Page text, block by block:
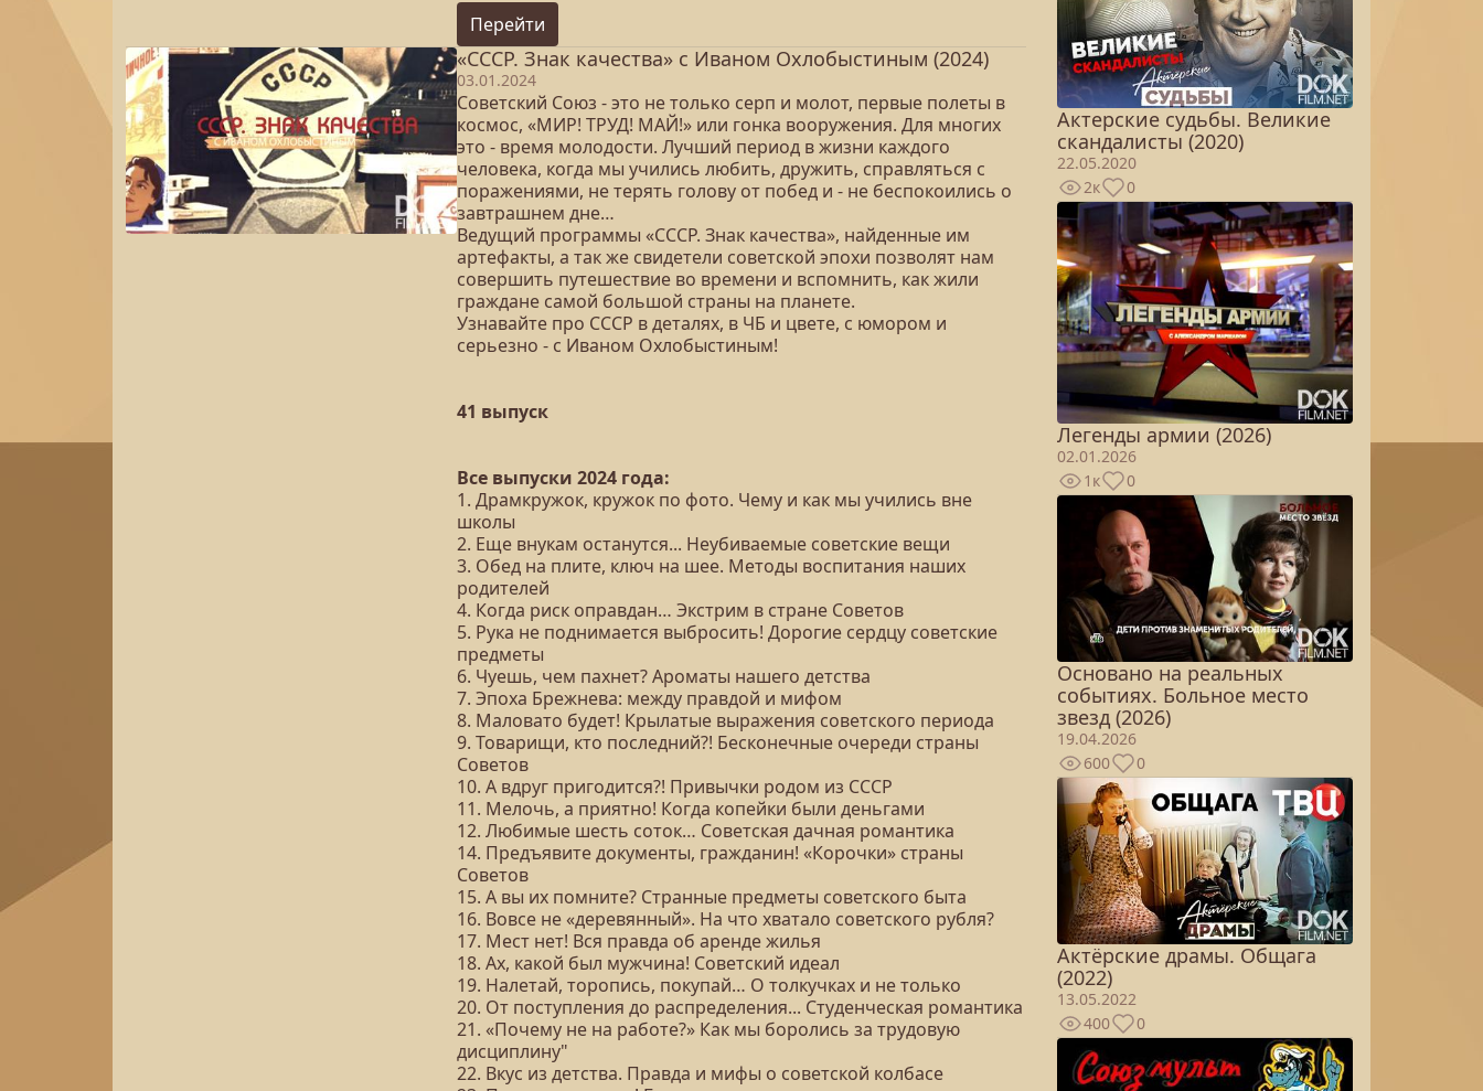
Перейти
«СССР. Знак качества» с Иваном Охлобыстиным (2024)
03.01.2024
Советский Союз - это не только серп и молот, первые полеты в
космос, «МИР! ТРУД! МАЙ!» или гонка вооружения. Для многих
это - время молодости. Лучший период в жизни каждого
человека, когда мы учились любить, дружить, справляться с
поражениями, не терять голову от побед и - не беспокоились о
завтрашнем дне…
Ведущий программы «СССР. Знак качества», найденные им
артефакты, а так же свидетели советской эпохи позволят нам
совершить путешествие во времени и вспомнить, как жили
граждане самой большой страны на планете.
Узнавайте про СССР в деталях, в ЧБ и цвете, с юмором и
серьезно - с Иваном Охлобыстиным!
41 выпуск
Все выпуски 2024 года:
1. Драмкружок, кружок по фото. Чему и как мы учились вне
школы
2. Еще внукам останутся... Неубиваемые советские вещи
3. Обед на плите, ключ на шее. Методы воспитания наших
родителей
4. Когда риск оправдан… Экстрим в стране Советов
5. Рука не поднимается выбросить! Дорогие сердцу советские
предметы
6. Чуешь, чем пахнет? Ароматы нашего детства
7. Эпоха Брежнева: между правдой и мифом
8. Маловато будет! Крылатые выражения советского периода
9. Товарищи, кто последний?! Бесконечные очереди страны
Советов
10. А вдруг пригодится?! Привычки родом из СССР
11. Мелочь, а приятно! Когда копейки были деньгами
12. Любимые шесть соток… Советская дачная романтика
14. Предъявите документы, гражданин! «Корочки» страны
Советов
15. А вы их помните? Странные предметы советского быта
16. Вовсе не «деревянный». На что хватало советского рубля?
17. Мест нет! Вся правда об аренде жилья
18. Ах, какой был мужчина! Советский идеал
19. Налетай, торопись, покупай… О толкучках и не только
20. От поступления до распределения... Студенческая романтика
21. «Почему не на работе?» Как мы боролись за трудовую
дисциплину"
22. Вкус из детства. Правда и мифы о советской колбасе
Актерские судьбы. Великие
скандалисты (2020)
22.05.2020
2к
0
Легенды армии (2026)
02.01.2026
1к
0
Основано на реальных
событиях. Больное место
звезд (2026)
19.04.2026
600
0
Актёрские драмы. Общага
(2022)
13.05.2022
400
0